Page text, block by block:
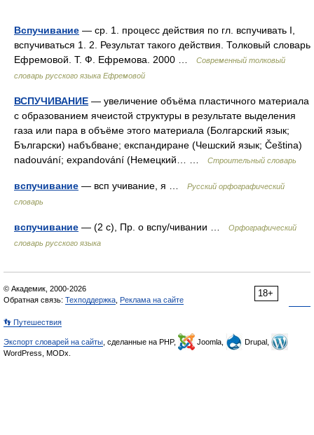
Вспучивание — ср. 1. процесс действия по гл. вспучивать I,
вспучиваться 1. 2. Результат такого действия. Толковый словарь
Ефремовой. Т. Ф. Ефремова. 2000 …
Современный толковый
словарь русского языка Ефремовой
ВСПУЧИВАНИЕ — увеличение объёма пластичного материала
с образованием ячеистой структуры в результате выделения
газа или пара в объёме этого материала (Болгарский язык;
Български) набъбване; експандиране (Чешский язык; Čeština)
nadouvání; expandování (Немецкий… …
Строительный словарь
вспучивание — всп учивание, я …
Русский орфографический
словарь
вспучивание — (2 с), Пр. о вспу/чивании …
Орфографический
словарь русского языка
18+
© Академик, 2000-2026
Обратная связь: Техподдержка Реклама на сайте
👣 Путешествия
Экспорт словарей на сайты , сделанные на PHP, Joomla,
Drupal,
WordPress, MODx.